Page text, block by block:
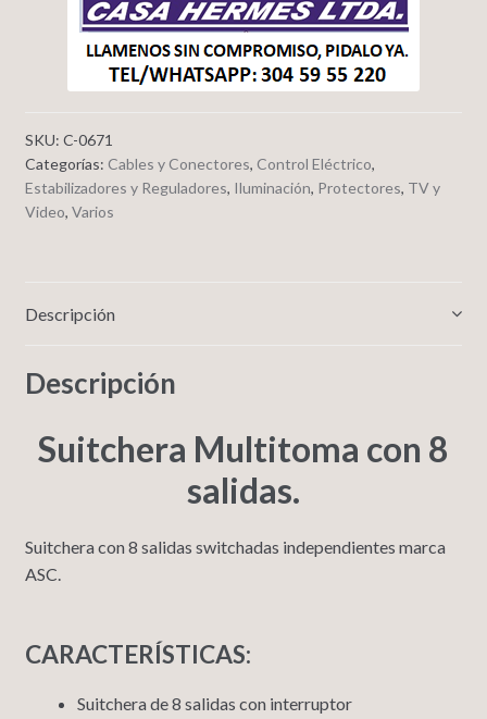
SKU: C-0671
Categorías: Cables y Conectores, Control Eléctrico,
Estabilizadores y Reguladores, Iluminación, Protectores, TV y
Video, Varios
Descripción
Descripción
Suitchera Multitoma con 8
salidas.
Suitchera con 8 salidas switchadas independientes marca
ASC.
CARACTERÍSTICAS:
Suitchera de 8 salidas con interruptor